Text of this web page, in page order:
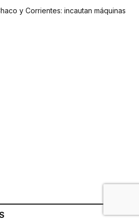
y Corrientes: incautan máquinas